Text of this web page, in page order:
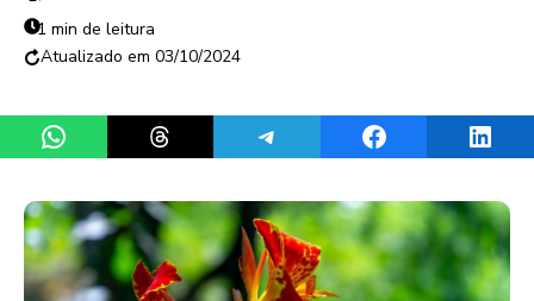
1 min de leitura
03/10/2024
Share on WhatsAppShare on ThreadsShare on TelegramShare on Facebook